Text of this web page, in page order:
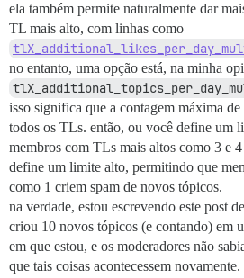
ela também permite naturalmente dar
TL mais alto, com linhas como
no entanto, uma opção está, na minha
isso significa que a contagem máxima
todos os TLs. então, ou você define um
membros com TLs mais altos como 3 e
define um limite alto, permitindo que
como 1 criem spam de novos tópicos.
na verdade, estou escrevendo este post
criou 10 novos tópicos (e contando) em
em que estou, e os moderadores não
que tais coisas acontecessem novamente.